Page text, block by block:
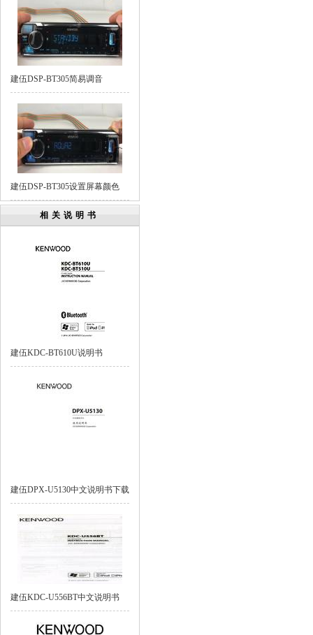
建伍DSP-BT305简易调音
建伍DSP-BT305设置屏幕颜色
相关说明书
建伍KDC-BT610U说明书
建伍DPX-U5130中文说明书下载
建伍KDC-U556BT中文说明书